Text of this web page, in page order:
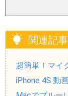
関連記事
超簡単！マイ
iPhone 4S 動